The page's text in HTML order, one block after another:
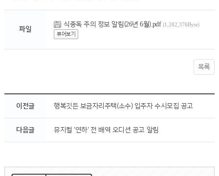
파일
식중독 주의 정보 알림(26년 6월).pdf (1,282,376Byte)
뷰어보기
목록
이전글 행복깃든 보금자리주택(소수) 입주자 수시모집 공고
다음글 뮤지컬 '연하' 전 배역 오디션 공고 알림